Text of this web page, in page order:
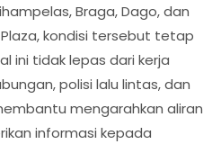
Braga, Dago, dan
kondisi tersebut tetap
ini tidak lepas dari kerja
polisi lalu lintas, dan
mengarahkan aliran
informasi kepada